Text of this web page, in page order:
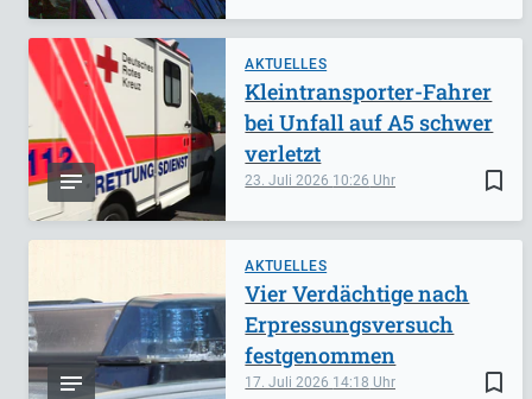
AKTUELLES
bookmark_border
23. Juli 2026 10:26
Kleintransporter-Fahrer
bei Unfall auf A5 schwer
verletzt
AKTUELLES
bookmark_border
17. Juli 2026 14:18
Vier Verdächtige nach
Erpressungsversuch
festgenommen